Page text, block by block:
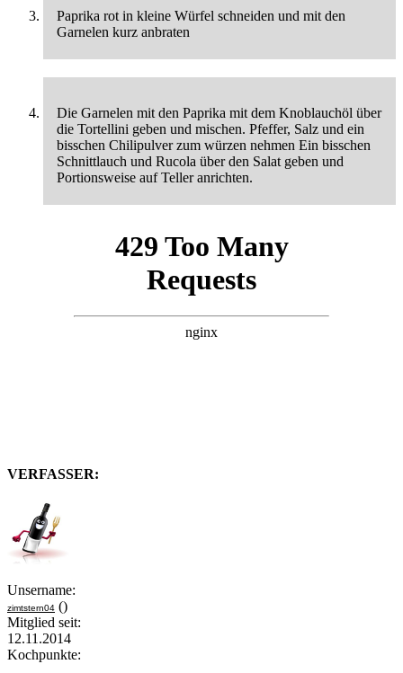
Paprika rot in kleine Würfel schneiden und mit den
Garnelen kurz anbraten
Die Garnelen mit den Paprika mit dem Knoblauchöl über
die Tortellini geben und mischen. Pfeffer, Salz und ein
bisschen Chilipulver zum würzen nehmen Ein bisschen
Schnittlauch und Rucola über den Salat geben und
Portionsweise auf Teller anrichten.
VERFASSER:
Unsername:
zimtstern04 ()
Mitglied seit:
12.11.2014
Kochpunkte: